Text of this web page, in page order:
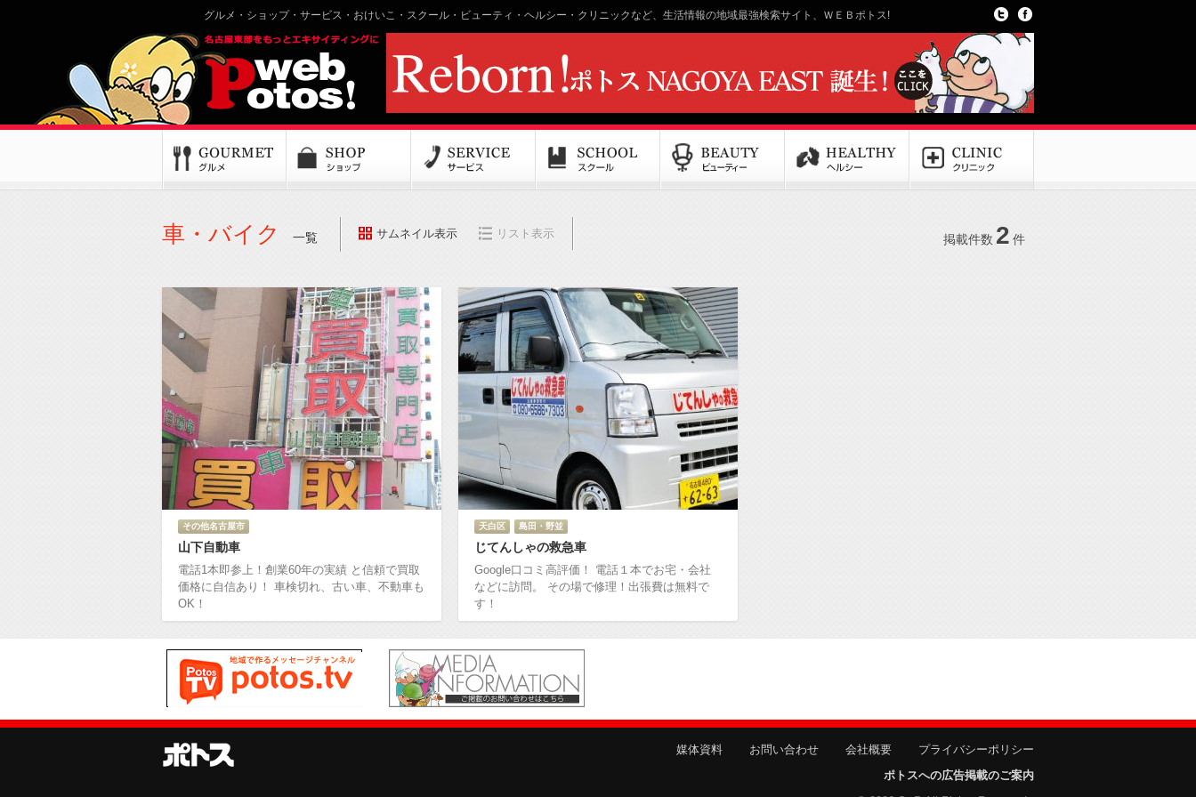
グルメ・ショップ・サービス・おけいこ・スクール・ビューティ・ヘルシー・クリニックなど、生活情報の地域最強検索サイト、ＷＥＢポトス!
車・バイク 一覧 サムネイル表示 リスト表示 掲載件数 2 件
その他名古屋市
山下自動車
電話1本即参上！創業60年の実績 と信頼で買取
価格に自信あり！ 車検切れ、古い車、不動車も
OK！
天白区 島田・野並
じてんしゃの救急車
Google口コミ高評価！ 電話１本でお宅・会社
などに訪問。 その場で修理！出張費は無料で
す！
媒体資料 お問い合わせ 会社概要
プライバシーポリシー
ポトスへの広告掲載のご案内